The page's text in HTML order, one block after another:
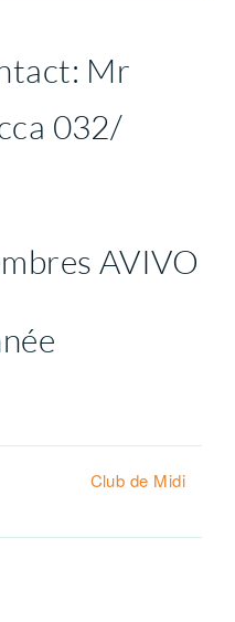
Mr
032/
AVIVO
Club de Midi